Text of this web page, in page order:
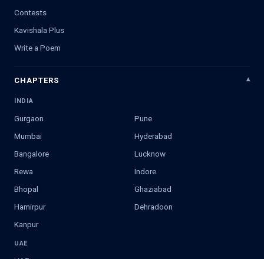
Contests
Kavishala Plus
Write a Poem
CHAPTERS
INDIA
Gurgaon
Pune
Mumbai
Hyderabad
Bangalore
Lucknow
Rewa
Indore
Bhopal
Ghaziabad
Hamirpur
Dehradoon
Kanpur
UAE